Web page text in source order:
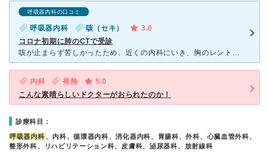
呼吸器内科の口コミ
呼吸器内科 咳（セキ）
3.0
コロナ初期に肺のCTで受診
咳が止まらず苦しかったため、近くの内科にいき、胸のレントゲンを撮ったところ、少し白っぽいとのことでこちらの病院を紹介してもらいました。 その日の午後に予約をとってもらい、受付で申し出ました。
内科 発熱
5.0
こんな素晴らしいドクターがおられたのか！
診療科目：
呼吸器内科 、内科、循環器内科、消化器内科、胃腸科、外科、心臓血管外科、
整形外科、リハビリテーション科、皮膚科、泌尿器科、放射線科